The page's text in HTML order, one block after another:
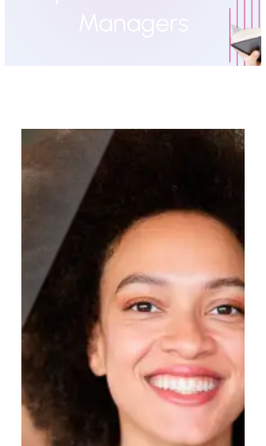
Managers